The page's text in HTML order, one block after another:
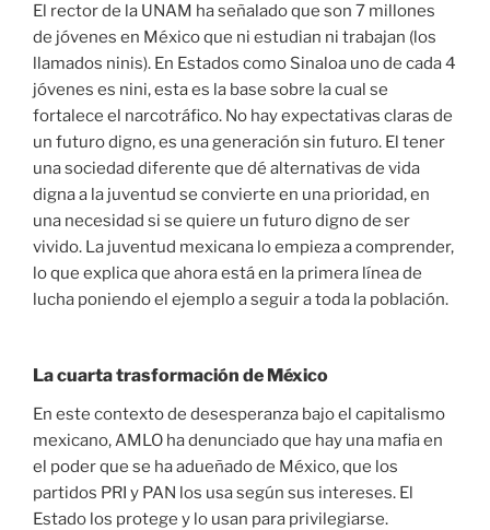
El rector de la UNAM ha señalado que son 7 millones
de jóvenes en México que ni estudian ni trabajan (los
llamados ninis). En Estados como Sinaloa uno de cada 4
jóvenes es nini, esta es la base sobre la cual se
fortalece el narcotráfico. No hay expectativas claras de
un futuro digno, es una generación sin futuro. El tener
una sociedad diferente que dé alternativas de vida
digna a la juventud se convierte en una prioridad, en
una necesidad si se quiere un futuro digno de ser
vivido. La juventud mexicana lo empieza a comprender,
lo que explica que ahora está en la primera línea de
lucha poniendo el ejemplo a seguir a toda la población.
La cuarta trasformación de México
En este contexto de desesperanza bajo el capitalismo
mexicano, AMLO ha denunciado que hay una mafia en
el poder que se ha adueñado de México, que los
partidos PRI y PAN los usa según sus intereses. El
Estado los protege y lo usan para privilegiarse.